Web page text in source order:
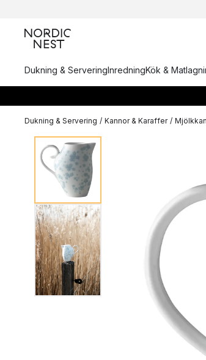
Dukning & ServeringInredningKök &
Dukning & Servering / Kannor & Karaffer /